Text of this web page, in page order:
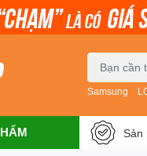
Samsung
Sản